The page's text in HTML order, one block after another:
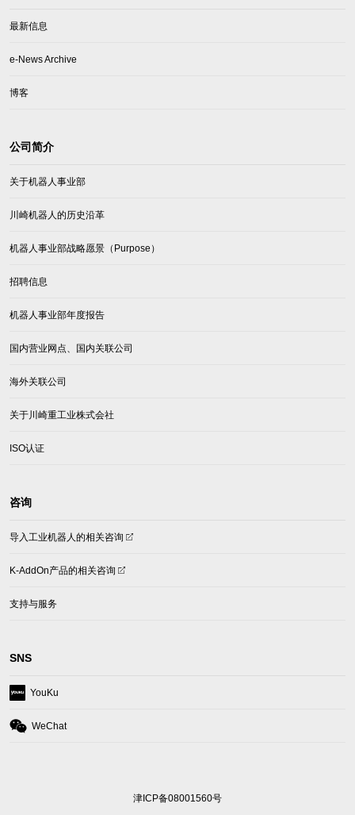
最新信息
e-News Archive
博客
公司简介
关于机器人事业部
川崎机器人的历史沿革
机器人事业部战略愿景（Purpose）
招聘信息
机器人事业部年度报告
国内营业网点、国内关联公司
海外关联公司
关于川崎重工业株式会社
ISO认证
咨询
导入工业机器人的相关咨询
(opens
a
tab)
K-AddOn产品的相关咨询
(opens
a
支持与服务
SNS
YouKu
(opens
a
WeChat
(opens
津ICP备08001560号